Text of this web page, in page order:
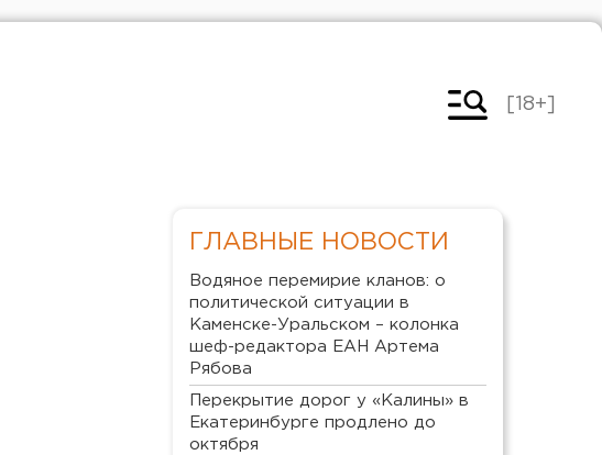
[18+]
ГЛАВНЫЕ НОВОСТИ
Водяное перемирие кланов: о
политической ситуации в
Каменске-Уральском – колонка
шеф-редактора ЕАН Артема
Рябова
Перекрытие дорог у «Калины» в
Екатеринбурге продлено до
октября